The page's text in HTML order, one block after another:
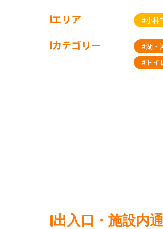
エリア #小林
カテゴリー #湖・
#トイ
出入口・施設内